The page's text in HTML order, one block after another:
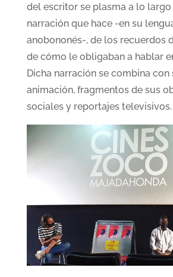
del escritor se plasma a lo largo
narración que hace -en su
anobononés-, de los recuerdos
de cómo le obligaban a hablar
Dicha narración se combina con
animación, fragmentos de sus
sociales y reportajes televisivos.